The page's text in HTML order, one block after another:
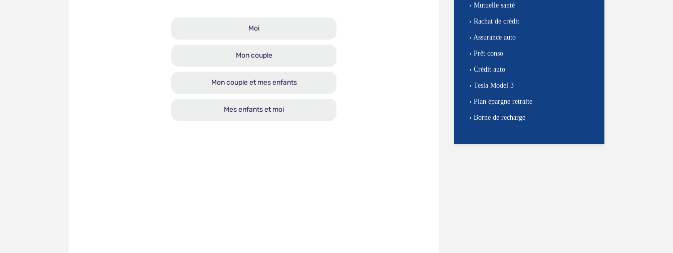
› Mutuelle santé
› Rachat de crédit
› Assurance auto
› Prêt conso
› Crédit auto
› Tesla Model 3
› Plan épargne retraite
› Borne de recharge